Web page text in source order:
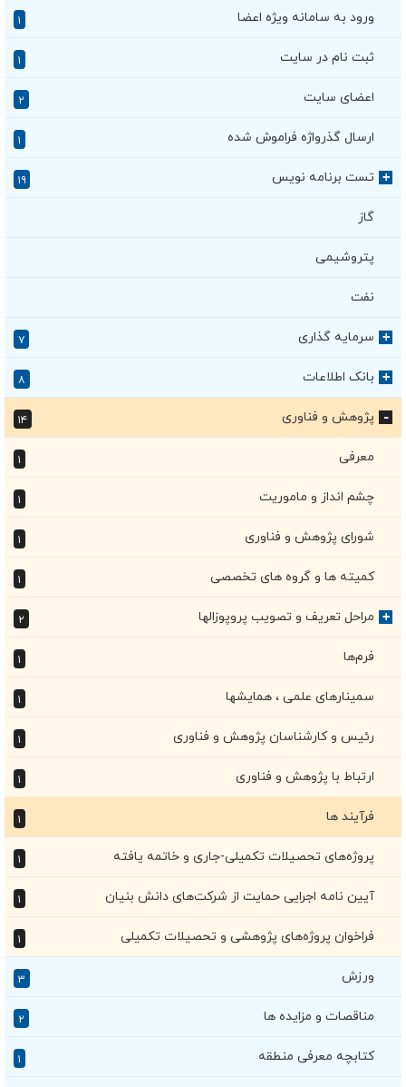
ورود به سامانه ویژه اعضا
ثبت نام در سایت
اعضای سایت ۲
ارسال گذرواژه فراموش شده
+ تست برنامه نویس ۱۹
گاز
پتروشیمی
نفت
+ سرمایه گذاری ۷
+ بانک اطلاعات ۸
پژوهش و فناوری ۱۴
معرفی
چشم انداز و ماموریت
شورای پژوهش و فناوری
کمیته ها و گروه های تخصصی
+ مراحل تعریف و تصویب پروپوزالها ۲
فرم‌ها
سمینارهای علمی ، همایشها
رئیس و کارشناسان پژوهش و فناوری
ارتباط با پژوهش و فناوری
فرآیند ها
پروژه‌های تحصیلات تکمیلی-جاری و خاتمه یافته
آیین نامه اجرایی حمایت از شرکت‌‌های دانش بنیان
فراخوان پروژه‌های پژوهشی و تحصیلات تکمیلی
ورزش ۳
مناقصات و مزایده ها ۲
کتابچه معرفی منطقه